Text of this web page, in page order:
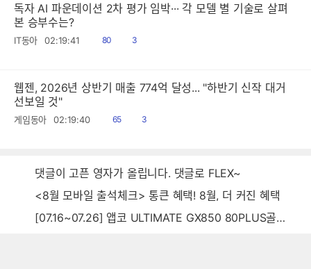
독자 AI 파운데이션 2차 평가 임박··· 각 모델 별 기술로 살펴
본 승부수는?
IT동아 02:19:41
읽
80
공
3
웹젠, 2026년 상반기 매출 774억 달성... "하반기 신작 대거
선보일 것"
게임동아 02:19:40
읽
65
공
3
댓글이 고픈 영자가 올립니다. 댓글로 FLEX~
<8월 모바일 출석체크> 통큰 혜택! 8월, 더 커진 혜택
[07.16~07.26] 앱코 ULTIMATE GX850 80PLUS골드 풀모듈러 ATX3.0 블랙